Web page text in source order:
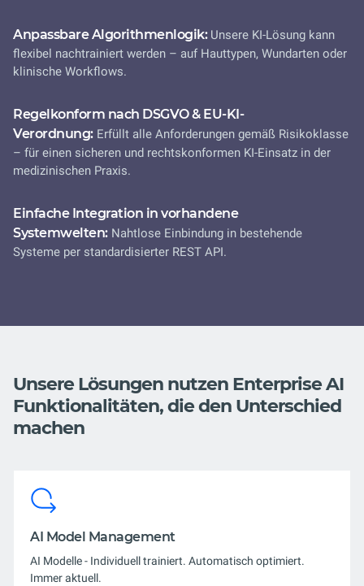
Anpassbare Algorithmenlogik: Unsere KI-Lösung kann
flexibel nachtrainiert werden – auf Hauttypen, Wundarten oder
klinische Workflows.
Regelkonform nach DSGVO & EU-KI-
Verordnung: Erfüllt alle Anforderungen gemäß Risikoklasse
– für einen sicheren und rechtskonformen KI-Einsatz in der
medizinischen Praxis.
Einfache Integration in vorhandene
Systemwelten: Nahtlose Einbindung in bestehende
Systeme per standardisierter REST API.
Unsere Lösungen nutzen Enterprise AI
Funktionalitäten, die den Unterschied
machen
AI Model Management
AI Modelle - Individuell trainiert. Automatisch optimiert.
Immer aktuell.